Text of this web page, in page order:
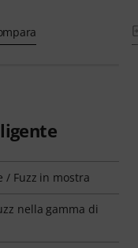
/ Fuzz in mostra
nella gamma di